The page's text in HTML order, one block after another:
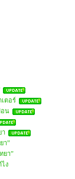
ตอร์
อน
า
า”
ยา”
ง